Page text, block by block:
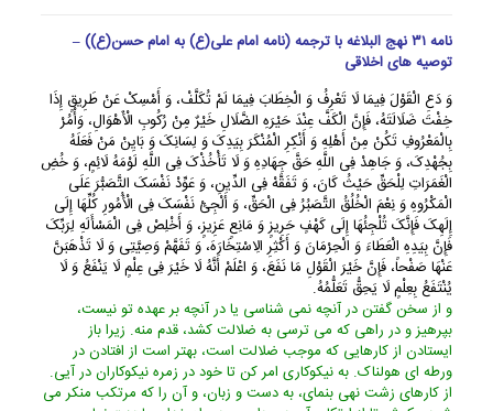
نامه ۳۱ نهج البلاغه با ترجمه (نامه امام علی(ع) به امام حسن(ع)) –
توصیه های اخلاقی
وَ دَعِ الْقَوْلَ فِیمَا لَا تَعْرِفُ وَ الْخِطَابَ فِیمَا لَمْ تُکَلَّفْ، وَ أَمْسِکْ عَنْ طَرِیقٍ إِذَا
خِفْتَ ضَلَالَتَهُ، فَإِنَّ الْکَفَّ عِنْدَ حَیْرَهِ الضَّلَالِ خَیْرٌ مِنْ رُکُوبِ الْأَهْوَالِ، وَأْمُرْ
بِالْمَعْرُوفِ تَکُنْ مِنْ أَهْلِهِ وَ أَنْکِرِ الْمُنْکَرَ بِیَدِکَ وَ لِسَانِکَ وَ بَایِنْ مَنْ فَعَلَهُ
بِجُهْدِکَ، وَ جَاهِدْ فِی اللَّهِ حَقَّ جِهَادِهِ وَ لَا تَأْخُذْکَ فِی اللَّهِ لَوْمَهُ لَائِمٍ، وَ خُضِ
الْغَمَرَاتِ لِلْحَقِّ حَیْثُ کَانَ، وَ تَفَقَّهْ فِی الدِّینِ، وَ عَوِّدْ نَفْسَکَ التَّصَبُّرَ عَلَى
الْمَکْرُوهِ وَ نِعْمَ الْخُلُقُ التَّصَبُرُ فِی الْحَقِّ، وَ أَلْجِئْ نَفْسَکَ فِی الْأُمُورِ کُلِّهَا إِلَى
إِلَهِکَ فَإِنَّکَ تُلْجِئُهَا إِلَى کَهْفٍ حَرِیزٍ وَ مَانِعٍ عَزِیزٍ، وَ أَخْلِصْ فِی الْمَسْأَلَهِ لِرَبِّکَ
فَإِنَّ بِیَدِهِ الْعَطَاءَ وَ الْحِرْمَانَ وَ أَکْثِرِ الِاسْتِخَارَهَ، وَ تَفَهَّمْ وَصِیَّتِی وَ لَا تَذْهَبَنَّ
عَنْهَا صَفْحاً، فَإِنَّ خَیْرَ الْقَوْلِ مَا نَفَعَ، وَ اعْلَمْ أَنَّهُ لَا خَیْرَ فِی عِلْمٍ لَا یَنْفَعُ وَ لَا
یُنْتَفَعُ بِعِلْمٍ لَا یَحِقُّ تَعَلُّمُهُ.
و از سخن گفتن در آنچه نمى شناسى یا در آنچه بر عهده تو نیست،
بپرهیز و در راهى که مى ترسى به ضلالت کشد، قدم منه. زیرا باز
ایستادن از کارهایى که موجب ضلالت است، بهتر است از افتادن در
ورطه اى هولناک. به نیکوکارى امر کن تا خود در زمره نیکوکاران در آیى.
از کارهاى زشت نهى بنماى، به دست و زبان، و آن را که مرتکب منکر مى